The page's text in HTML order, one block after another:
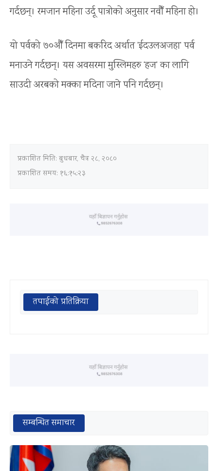
गर्दछन्। रमजान महिना उर्दू पात्रोको अनुसार नवौँ महिना हो।
यो पर्वको ७०औँ दिनमा बकरिद अर्थात ‘ईदउलअजहा’ पर्व
मनाउने गर्दछन्। यस अवसरमा मुस्लिमहरु ‘हज’ का लागि
साउदी अरबको मक्का मदिना जाने पनि गर्दछन्।
प्रकाशित मिति: बुधबार, चैत्र २८, २०८०
प्रकाशित समय: १६:१५:२३
तपाईको प्रतिक्रिया
सम्बन्धित समाचार